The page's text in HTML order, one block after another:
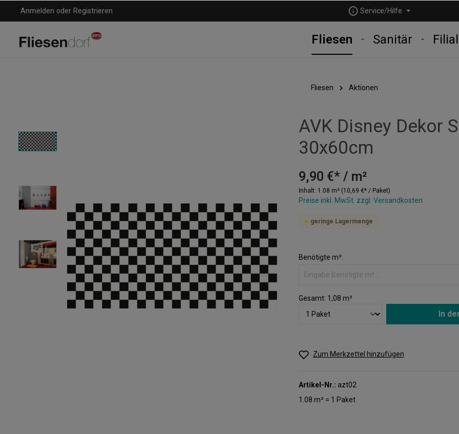
Anmelden oder Registrieren Service/Hilfe
Fliesen Sanitär
Fliesen Aktionen
AVK Disney Dekor
30x60cm
9,90 €* / m²
Inhalt: 1.08 m² (10,69 €* / Paket)
Preise inkl. MwSt. zzgl. Versandkosten
geringe Lagermenge
Benötigte m²:
Gesamt: 1,08 m²
In
Zum Merkzettel hinzufügen
Artikel-Nr.: azt02
1.08 m² = 1 Paket